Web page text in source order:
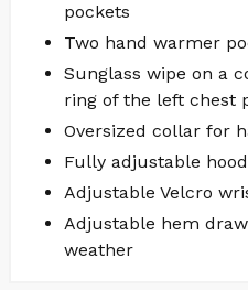
pockets
Two hand warmer
Sunglass wipe on a
ring of the left chest
Oversized collar for
Fully adjustable hood
Adjustable Velcro
Adjustable hem
weather